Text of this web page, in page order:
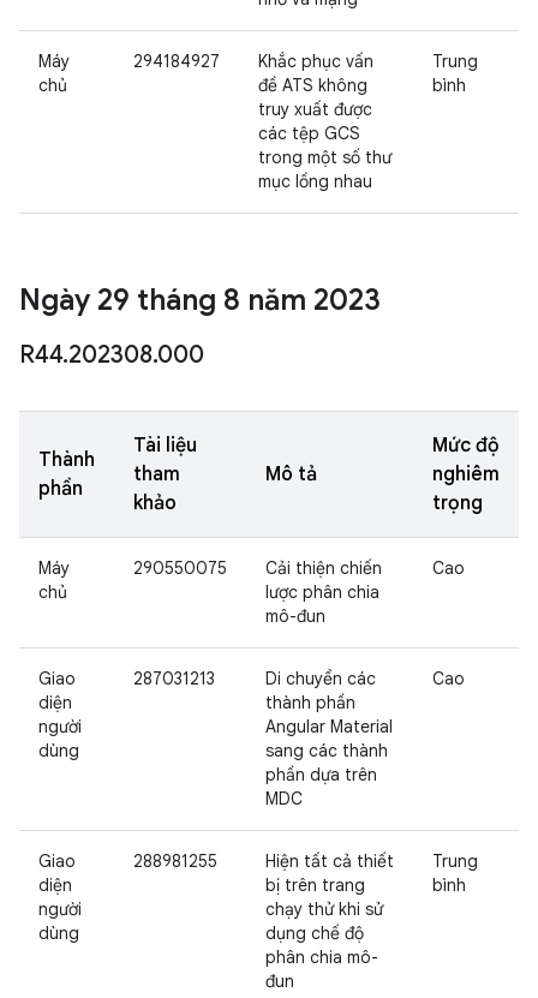
Máy
chủ
294184927
Khắc phục vấn
đề ATS không
truy xuất được
các tệp GCS
trong một số thư
mục lồng nhau
Trung
bình
Ngày 29 tháng 8 năm 2023
R44.202308.000
Thành
phần
Tài liệu
tham
khảo
Mô tả
Mức độ
nghiêm
trọng
Máy
chủ
290550075
Cải thiện chiến
lược phân chia
mô-đun
Cao
Giao
diện
người
dùng
287031213
Di chuyển các
thành phần
Angular Material
sang các thành
phần dựa trên
MDC
Cao
Giao
diện
người
dùng
288981255
Hiện tất cả thiết
bị trên trang
chạy thử khi sử
dụng chế độ
phân chia mô-
đun
Trung
bình